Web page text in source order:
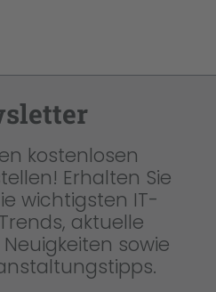
kostenlosen
Erhalten Sie
wichtigsten IT-
aktuelle
sowie